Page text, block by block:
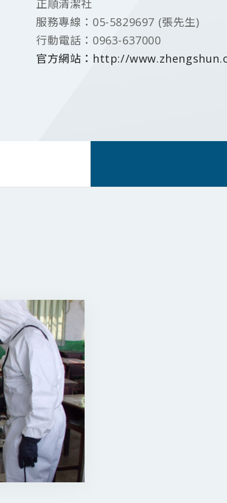
正順清潔社
服務專線：05-5829697 (張先生)
行動電話：0963-637000
官方網站：http://